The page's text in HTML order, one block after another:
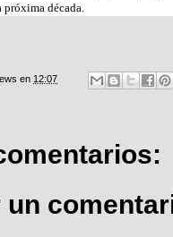
próxima década.
en 12:07
un